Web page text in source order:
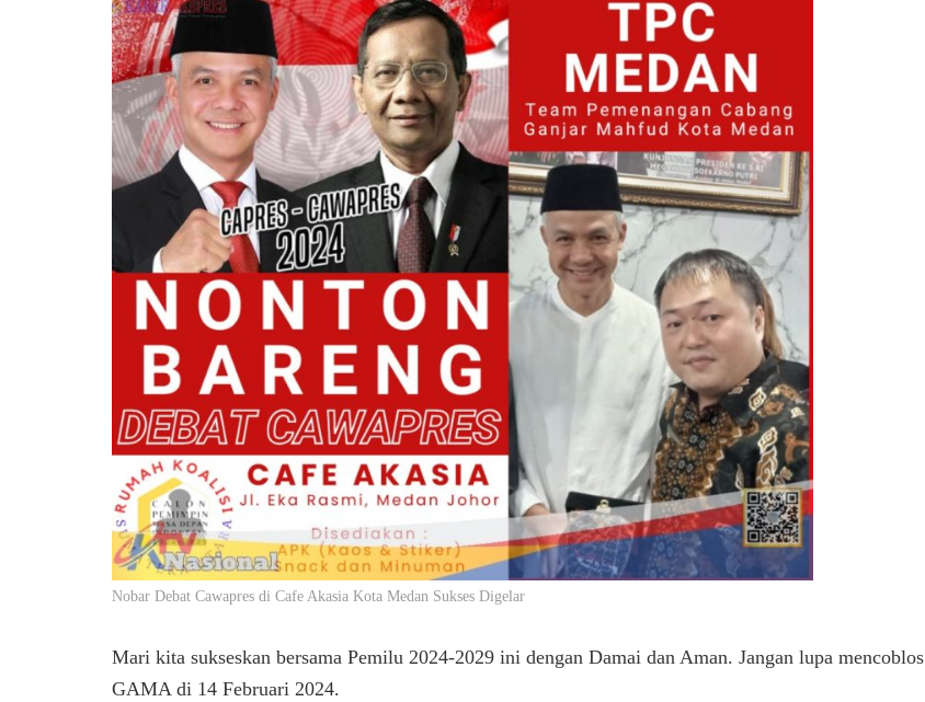
Nobar Debat Cawapres di Cafe Akasia Kota Medan Sukses Digelar
Mari kita sukseskan bersama Pemilu 2024-2029 ini dengan Damai dan Aman. Jangan lupa mencoblos
GAMA di 14 Februari 2024.